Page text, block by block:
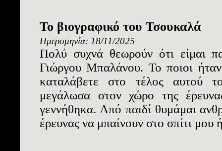
Το βιογραφικό του Τσουκαλά
Ημερομηνία: 18/11/2025
Πολύ συχνά θεωρούν ότι είμαι
Γιώργου Μπαλάνου. Το ποιοι
καταλάβετε στο τέλος αυτού
μεγάλωσα στον χώρο της
γεννήθηκα. Από παιδί θυμάμαι
έρευνας να μπαίνουν στο σπίτι μου